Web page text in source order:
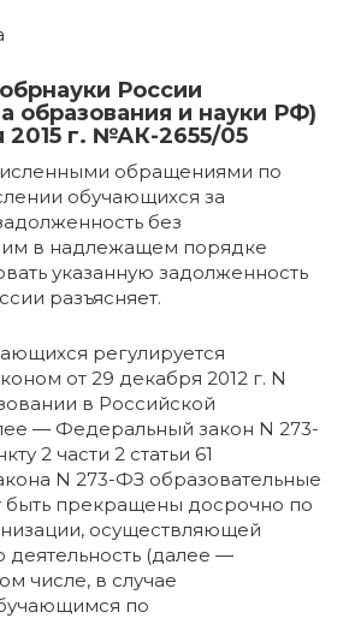
России
образования и науки РФ)
2015 г. №АК-2655/05
обращениями по
обучающихся за
без
им в надлежащем порядке
указанную задолженность
разъясняет.
регулируется
от 29 декабря 2012 г. N
в Российской
— Федеральный закон N 273-
2 части 2 статьи 61
N 273-ФЗ образовательные
быть прекращены досрочно по
осуществляющей
деятельность (далее —
числе, в случае
по